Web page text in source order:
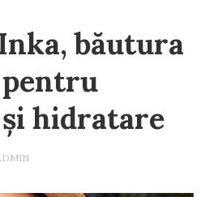
băutura
hidratare